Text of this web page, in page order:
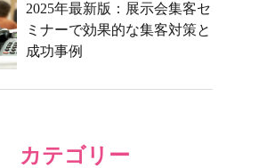
2025年最新版：展示会集客セ
ミナーで効果的な集客対策と
成功事例
カテゴリー